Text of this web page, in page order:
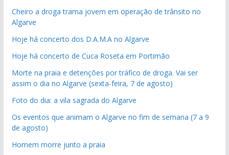
Cheiro a droga trama jovem em operação de trânsito no
Algarve
Hoje há concerto dos D.A.M.A no Algarve
Hoje há concerto de Cuca Roseta em Portimão
Morte na praia e detenções por tráfico de droga. Vai ser
assim o dia no Algarve (sexta-feira, 7 de agosto)
Foto do dia: a vila sagrada do Algarve
Os eventos que animam o Algarve no fim de semana (7 a 9
de agosto)
Homem morre junto a praia